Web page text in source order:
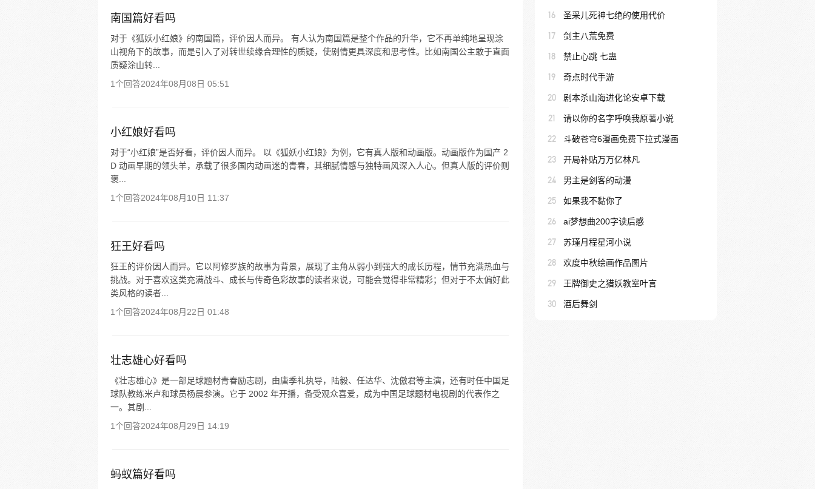
南国篇好看吗
对于《狐妖小红娘》的南国篇，评价因人而异。 有人认为南国篇是整个作品的升华，它不再单纯地呈现涂
山视角下的故事，而是引入了对转世续缘合理性的质疑，使剧情更具深度和思考性。比如南国公主敢于直面
质疑涂山转...
1个回答2024年08月08日 05:51
小红娘好看吗
对于“小红娘”是否好看，评价因人而异。 以《狐妖小红娘》为例，它有真人版和动画版。动画版作为国产 2
D 动画早期的领头羊，承载了很多国内动画迷的青春，其细腻情感与独特画风深入人心。但真人版的评价则
褒...
1个回答2024年08月10日 11:37
狂王好看吗
狂王的评价因人而异。它以阿修罗族的故事为背景，展现了主角从弱小到强大的成长历程，情节充满热血与
挑战。对于喜欢这类充满战斗、成长与传奇色彩故事的读者来说，可能会觉得非常精彩；但对于不太偏好此
类风格的读者...
1个回答2024年08月22日 01:48
壮志雄心好看吗
《壮志雄心》是一部足球题材青春励志剧，由唐季礼执导，陆毅、任达华、沈傲君等主演，还有时任中国足
球队教练米卢和球员杨晨参演。它于 2002 年开播，备受观众喜爱，成为中国足球题材电视剧的代表作之
一。其剧...
1个回答2024年08月29日 14:19
蚂蚁篇好看吗
16 圣采儿死神七绝的使用代价
17 剑主八荒免费
18 禁止心跳 七蛊
19 奇点时代手游
20 剧本杀山海进化论安卓下载
21 请以你的名字呼唤我原著小说
22 斗破苍穹6漫画免费下拉式漫画
23 开局补贴万万亿林凡
24 男主是剑客的动漫
25 如果我不黏你了
26 ai梦想曲200字读后感
27 苏瑾月程星河小说
28 欢度中秋绘画作品图片
29 王牌御史之猎妖教室叶言
30 酒后舞剑